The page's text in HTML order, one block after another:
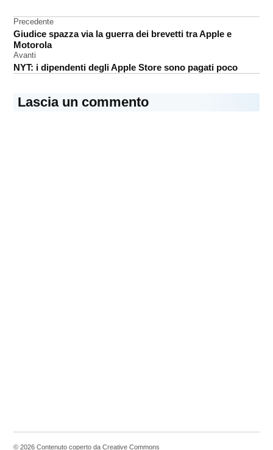
LED
Navigazione
articoli
Precedente
Giudice spazza via la guerra dei brevetti tra Apple e
Motorola
Avanti
NYT: i dipendenti degli Apple Store sono pagati poco
Lascia un commento
© 2026 Contenuto coperto da Creative Commons